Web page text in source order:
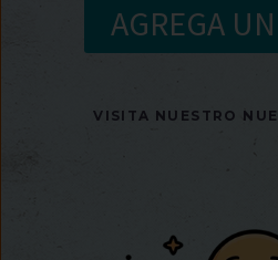
AGREGA
VISITA NUESTRO